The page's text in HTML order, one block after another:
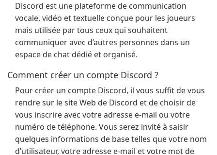
Discord est une plateforme de communication
vocale, vidéo et textuelle conçue pour les joueurs
mais utilisée par tous ceux qui souhaitent
communiquer avec d’autres personnes dans un
espace de chat dédié et organisé.
Comment créer un compte Discord ?
Pour créer un compte Discord, il vous suffit de vous
rendre sur le site Web de Discord et de choisir de
vous inscrire avec votre adresse e-mail ou votre
numéro de téléphone. Vous serez invité à saisir
quelques informations de base telles que votre nom
d’utilisateur, votre adresse e-mail et votre mot de